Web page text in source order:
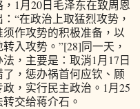
1月20日毛泽东在致周恩
“在政治上取猛烈攻势，
作攻势的积极准备，以
入攻势。”[28]同一天，
，主要是：取消1月17日
，惩办祸首何应钦、顾
，实行民主政治。1月25
交给蒋介石。